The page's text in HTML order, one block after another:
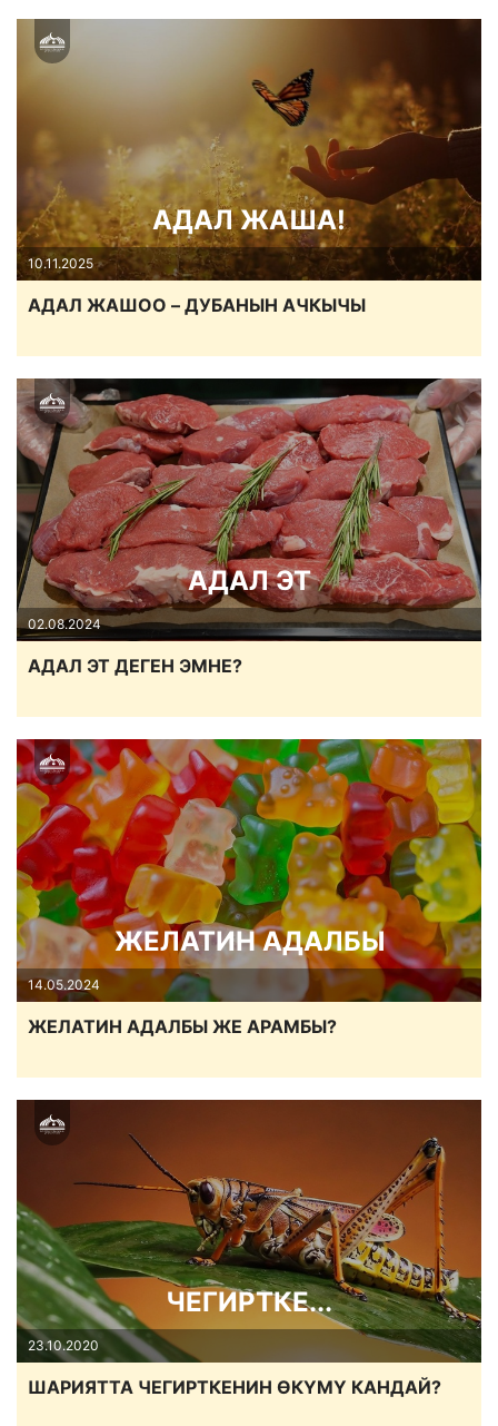
АДАЛ ЖАША!
10.11.2025
АДАЛ ЖАШОО – ДУБАНЫН АЧКЫЧЫ
АДАЛ ЭТ
02.08.2024
АДАЛ ЭТ ДЕГЕН ЭМНЕ?
ЖЕЛАТИН АДАЛБЫ
14.05.2024
ЖЕЛАТИН АДАЛБЫ ЖЕ АРАМБЫ?
ЧЕГИРТКЕ...
23.10.2020
ШАРИЯТТА ЧЕГИРТКЕНИН ӨКҮМҮ КАНДАЙ?